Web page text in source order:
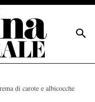
di carote e albicocche